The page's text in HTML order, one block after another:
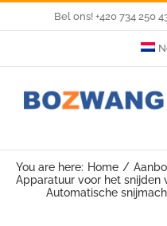
content
Bel ons! +420 734 250
You are here: Home
Apparatuur voor het snijden
Automatische